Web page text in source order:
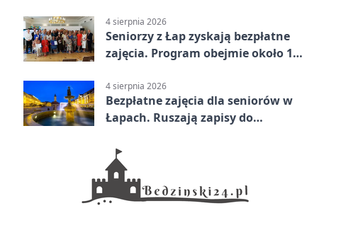
4 sierpnia 2026
Seniorzy z Łap zyskają bezpłatne
zajęcia. Program obejmie około 120
4 sierpnia 2026
Bezpłatne zajęcia dla seniorów w
Łapach. Ruszają zapisy do